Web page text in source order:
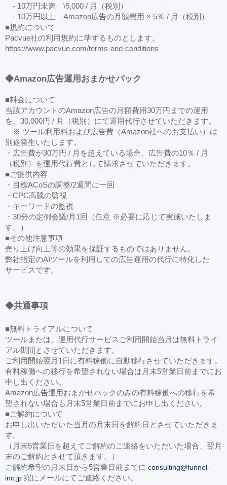
- 10万円未満 \5,000 / 月（税別）
- 10万円以上 Amazon広告の月額費用 × 5％ / 月（税別）
■規約について
Pacvue社の利用規約に準ずるものとします。
https://www.pacvue.com/terms-and-conditions
◆Amazon広告運用おまかせパック
■料金について
当該アカウントのAmazon広告の月額費用30万円までの運用
を、30,000円 / 月（税別）にて運用代行させていただきます。
※ ツール利用料および広告費（Amazon社へのお支払い）は
別途発生いたします。
・広告費が30万円 / 月を超えている場合、広告費の10％ / 月
（税別）を運用代行費として請求させていただきます。
■ご提供内容
・目標ACoSの調整/2週間に一回
・CPC高騰の監視
・キーワードの監視
・30分の定例会議/月1回（任意 ※必要に応じて実施いたしま
す。）
■その他注意事項
売り上げ向上等の効果を保証するものではありません。
弊社指定のAIツールを利用しての広告運用の代行に特化した
サービスです。
◆共通事項
■無料トライアルについて
ツールまたは、運用代行サービスご利用開始当月は無料トライ
アル期間とさせていただきます。
ご利用開始翌月1日に有料稼働に自動移行させていただきます。
有料稼働への移行を希望されない場合は月末5営業日前までにお
申し出ください。
Amazon広告運用おまかせパックのみの有料稼働への移行を希
望されない場合も月末5営業日前までにお申し出ください。
■ご解約について
お申し出いただいた当月の月末日を解約日とさせていただきま
す。
（月末5営業日を超えてご解約のご連絡をいただいた場合、翌月
末のご解約とさせて頂きます。）
ご解約希望の月末日から5営業日前までに consulting@funnel-
inc.jp 宛にメールにてご連絡ください。